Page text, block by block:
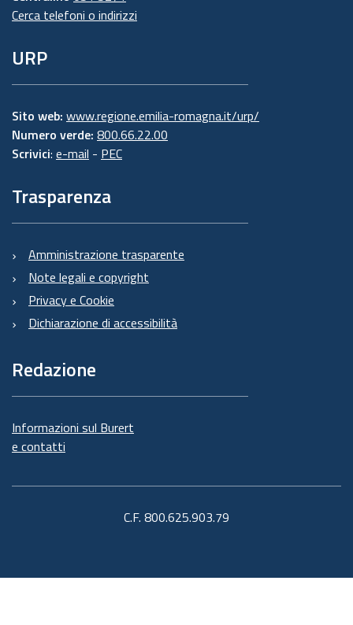
Cerca telefoni o indirizzi
URP
Sito web: www.regione.emilia-romagna.it/urp/
Numero verde: 800.66.22.00
Scrivici: e-mail - PEC
Trasparenza
Amministrazione trasparente
Note legali e copyright
Privacy e Cookie
Dichiarazione di accessibilità
Redazione
Informazioni sul Burert
e contatti
C.F. 800.625.903.79